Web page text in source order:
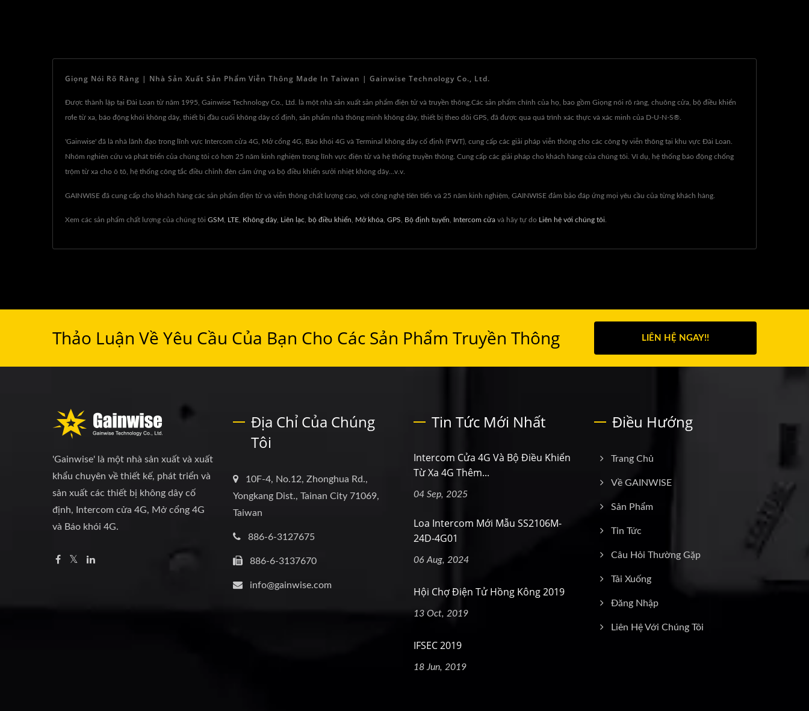
Giọng Nói Rõ Ràng | Nhà Sản Xuất Sản Phẩm Viễn Thông Made In Taiwan | Gainwise Technology Co., Ltd.
Được thành lập tại Đài Loan từ năm 1995, Gainwise Technology Co., Ltd. là một nhà sản xuất sản phẩm điện tử và truyền thông.Các sản phẩm chính của họ, bao gồm Giọng nói rõ ràng, chuông cửa, bộ điều khiển
rơle từ xa, báo động khói không dây, thiết bị đầu cuối không dây cố định, sản phẩm nhà thông minh không dây, thiết bị theo dõi GPS, đã được qua quá trình xác thực và xác minh của D-U-N-S®.
'Gainwise' đã là nhà lãnh đạo trong lĩnh vực Intercom cửa 4G, Mở cổng 4G, Báo khói 4G và Terminal không dây cố định (FWT), cung cấp các giải pháp viễn thông cho các công ty viễn thông tại khu vực Đài Loan.
Nhóm nghiên cứu và phát triển của chúng tôi có hơn 25 năm kinh nghiệm trong lĩnh vực điện tử và hệ thống truyền thông. Cung cấp các giải pháp cho khách hàng của chúng tôi. Ví dụ, hệ thống báo động chống
trộm từ xa cho ô tô, hệ thống công tắc điều chỉnh đèn cảm ứng và bộ điều khiển sưởi nhiệt không dây...v.v.
GAINWISE đã cung cấp cho khách hàng các sản phẩm điện tử và viễn thông chất lượng cao, với công nghệ tiên tiến và 25 năm kinh nghiệm, GAINWISE đảm bảo đáp ứng mọi yêu cầu của từng khách hàng.
Xem các sản phẩm chất lượng của chúng tôi GSM LTE Không dây Liên lạc bộ điều khiển Mở khóa GPS Bộ định tuyến Intercom cửa và hãy tự do Liên hệ với chúng tôi
Thảo Luận Về Yêu Cầu Của Bạn Cho Các Sản Phẩm Truyền Thông LIÊN HỆ NGAY!!
'Gainwise' là một nhà sản xuất và xuất
khẩu chuyên về thiết kế, phát triển và
sản xuất các thiết bị không dây cố
định, Intercom cửa 4G, Mở cổng 4G
và Báo khói 4G.
Địa Chỉ Của Chúng
Tôi
10F-4, No.12, Zhonghua Rd.,
Yongkang Dist., Tainan City 71069,
Taiwan
886-6-3127675
886-6-3137670
info@gainwise.com
Tin Tức Mới Nhất
Intercom Cửa 4G Và Bộ Điều Khiển
Từ Xa 4G Thêm...
04 Sep, 2025
Loa Intercom Mới Mẫu SS2106M-
24D-4G01
06 Aug, 2024
Hội Chợ Điện Tử Hồng Kông 2019
13 Oct, 2019
IFSEC 2019
18 Jun, 2019
Điều Hướng
Trang Chủ
Về GAINWISE
Sản Phẩm
Tin Tức
Câu Hỏi Thường Gặp
Tải Xuống
Đăng Nhập
Liên Hệ Với Chúng Tôi